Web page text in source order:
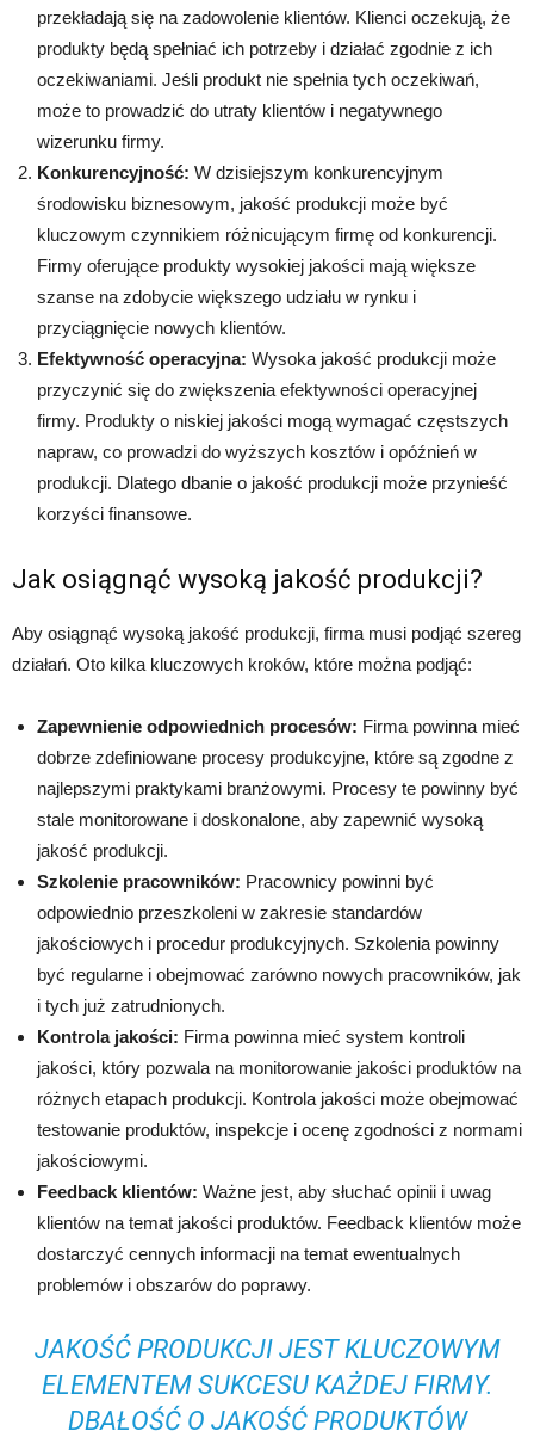
przekładają się na zadowolenie klientów. Klienci oczekują, że
produkty będą spełniać ich potrzeby i działać zgodnie z ich
oczekiwaniami. Jeśli produkt nie spełnia tych oczekiwań,
może to prowadzić do utraty klientów i negatywnego
wizerunku firmy.
Konkurencyjność: W dzisiejszym konkurencyjnym
środowisku biznesowym, jakość produkcji może być
kluczowym czynnikiem różnicującym firmę od konkurencji.
Firmy oferujące produkty wysokiej jakości mają większe
szanse na zdobycie większego udziału w rynku i
przyciągnięcie nowych klientów.
Efektywność operacyjna: Wysoka jakość produkcji może
przyczynić się do zwiększenia efektywności operacyjnej
firmy. Produkty o niskiej jakości mogą wymagać częstszych
napraw, co prowadzi do wyższych kosztów i opóźnień w
produkcji. Dlatego dbanie o jakość produkcji może przynieść
korzyści finansowe.
Jak osiągnąć wysoką jakość produkcji?
Aby osiągnąć wysoką jakość produkcji, firma musi podjąć szereg
działań. Oto kilka kluczowych kroków, które można podjąć:
Zapewnienie odpowiednich procesów: Firma powinna mieć
dobrze zdefiniowane procesy produkcyjne, które są zgodne z
najlepszymi praktykami branżowymi. Procesy te powinny być
stale monitorowane i doskonalone, aby zapewnić wysoką
jakość produkcji.
Szkolenie pracowników: Pracownicy powinni być
odpowiednio przeszkoleni w zakresie standardów
jakościowych i procedur produkcyjnych. Szkolenia powinny
być regularne i obejmować zarówno nowych pracowników, jak
i tych już zatrudnionych.
Kontrola jakości: Firma powinna mieć system kontroli
jakości, który pozwala na monitorowanie jakości produktów na
różnych etapach produkcji. Kontrola jakości może obejmować
testowanie produktów, inspekcje i ocenę zgodności z normami
jakościowymi.
Feedback klientów: Ważne jest, aby słuchać opinii i uwag
klientów na temat jakości produktów. Feedback klientów może
dostarczyć cennych informacji na temat ewentualnych
problemów i obszarów do poprawy.
JAKOŚĆ PRODUKCJI JEST KLUCZOWYM
ELEMENTEM SUKCESU KAŻDEJ FIRMY.
DBAŁOŚĆ O JAKOŚĆ PRODUKTÓW